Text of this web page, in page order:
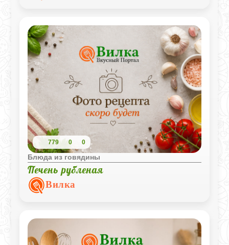
779 0 0
Блюда из говядины
Печень рубленая
Вилка